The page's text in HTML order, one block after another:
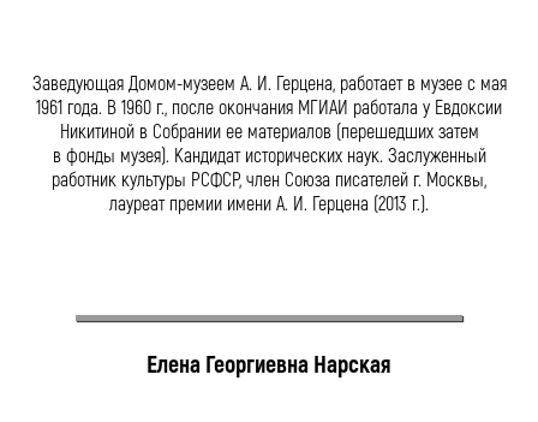
Заведующая Домом-музеем А. И. Герцена, работает в музее с мая
1961 года. В 1960 г., после окончания МГИАИ работала у Евдоксии
Никитиной в Собрании ее материалов (перешедших затем
в фонды музея). Кандидат исторических наук. Заслуженный
работник культуры РСФСР, член Союза писателей г. Москвы,
лауреат премии имени А. И. Герцена (2013 г.).
Елена Георгиевна Нарская